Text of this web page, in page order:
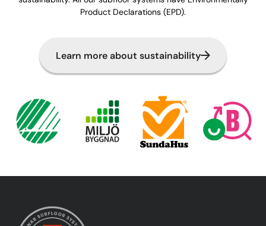
Product Declarations (EPD).
Learn more about sustainability